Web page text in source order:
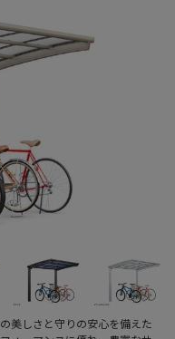
美しさと守りの安心を備えた